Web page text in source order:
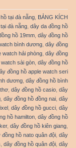
tại đà nẵng BẢNG KÍCH
đà nẵng ,dây da đồng hồ
hồ 19mm ,dây đồng hồ
bình dương ,dây đồng
watch hải phòng ,dây đồng
sài gòn ,dây đồng hồ
đồng hồ apple watch seri
dương ,dây đồng hồ bình
,dây đồng hồ casio ,dây
,dây đồng hồ đồng nai ,dây
,dây đồng hồ gucci ,dây
hồ hamilton ,dây đồng hồ
,dây đồng hồ kiên giang
đồng hồ nato quân đội ,dây
,dây đồng hồ quân đội ,dây